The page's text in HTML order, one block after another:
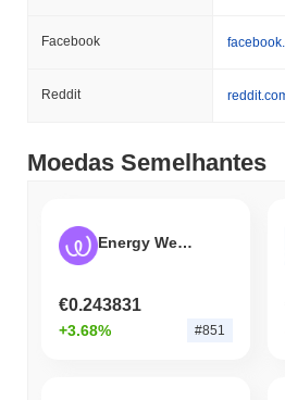
Facebook
Reddit
Moedas Semelhantes
Energy Web Token
€0.243831
+3.68% #851